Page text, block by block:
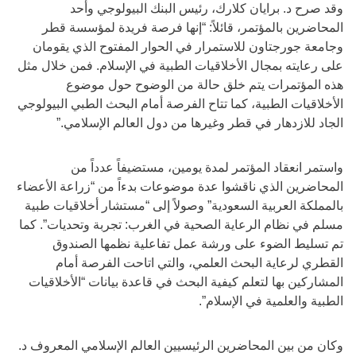
وقد صرح د. برايان كلارك، رئيس البنك البيولوجي وأحد
المحاضرين بالمؤتمر، قائلاً: “إنها فرصة فريدة لمؤسسة قطر
وجامعة جورجتاون للاستمرار في الحوار المفتوح الذي يقومان
على رعايته بمجال الأخلاقيات الطبية في الإسلام. فمن خلال مثل
هذه المؤتمرات يتم خلق حالة من الوضوح حول موضوع
الأخلاقيات الطبية، كما تتاح الفرصة أمام البحث الطبي البيولوجي
الجاد للازدهار في قطر وغيرها من دول العالم الإسلامي.”
واستمر انعقاد المؤتمر لمدة يومين، مستضيفاً عدداً من
المحاضرين الذي ناقشوا عدة موضوعات بدءاً من “زراعة الأعضاء
بالمملكة العربية السعودية” وصولاً إلى “مستشار أخلاقيات طبية
مسلم في نظام الرعاية الصحية في الغرب: تجربة وتحديات”. كما
تم تسليط الضوء على ورشة عمل تفاعلية نظمها الصندوق
القطري لرعاية البحث العلمي، والتي اتاحت الفرصة أمام
المشاركين بها لتعلم كيفية البحث في قاعدة بيانات “الأخلاقيات
الطبية والعلمية في الإسلام”.
وكان من بين المحاضرين الرئيسيين العالم الإسلامي المعروف د.